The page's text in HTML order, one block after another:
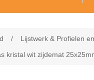
/ Lijstwerk & Profielen
kristal wit zijdemat